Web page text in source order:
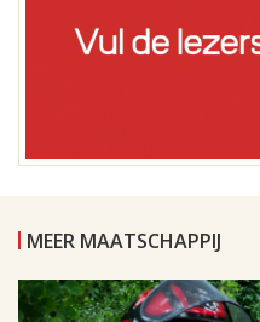
MEER MAATSCHAPPIJ